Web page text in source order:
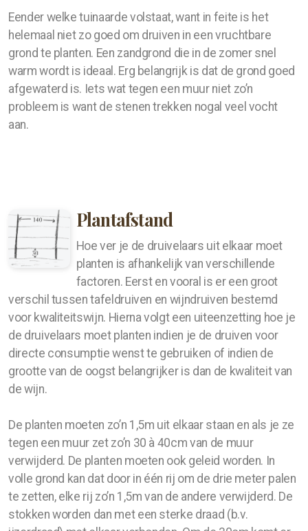
Eender welke tuinaarde volstaat, want in feite is het
helemaal niet zo goed om druiven in een vruchtbare
grond te planten. Een zandgrond die in de zomer snel
warm wordt is ideaal. Erg belangrijk is dat de grond goed
afgewaterd is. Iets wat tegen een muur niet zo’n
probleem is want de stenen trekken nogal veel vocht
aan.
Plantafstand
Hoe ver je de druivelaars uit elkaar moet
planten is afhankelijk van verschillende
factoren. Eerst en vooral is er een groot
verschil tussen tafeldruiven en wijndruiven bestemd
voor kwaliteitswijn. Hierna volgt een uiteenzetting hoe je
de druivelaars moet planten indien je de druiven voor
directe consumptie wenst te gebruiken of indien de
grootte van de oogst belangrijker is dan de kwaliteit van
de wijn.
De planten moeten zo’n 1,5m uit elkaar staan en als je ze
tegen een muur zet zo’n 30 à 40cm van de muur
verwijderd. De planten moeten ook geleid worden. In
volle grond kan dat door in één rij om de drie meter palen
te zetten, elke rij zo’n 1,5m van de andere verwijderd. De
stokken worden dan met een sterke draad (b.v.